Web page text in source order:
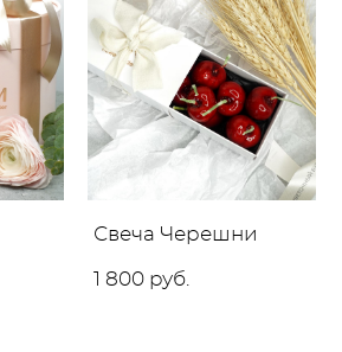
Свеча Черешни
1 800 pуб.